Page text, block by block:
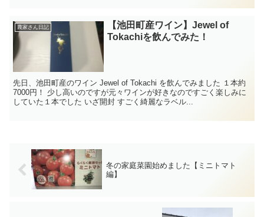
農家さん日記
【池田町産ワイン】Jewel of
Tokachiを飲んでみた！
先日、池田町産のワイン Jewel of Tokachi を飲んでみました １本約
7000円！ 少し高いのですが元々ワインが好きなのですごく楽しみに
していた１本でした いざ開封 すごく綺麗なラベル...
冬の家庭菜園始めました【ミニトマト
編】